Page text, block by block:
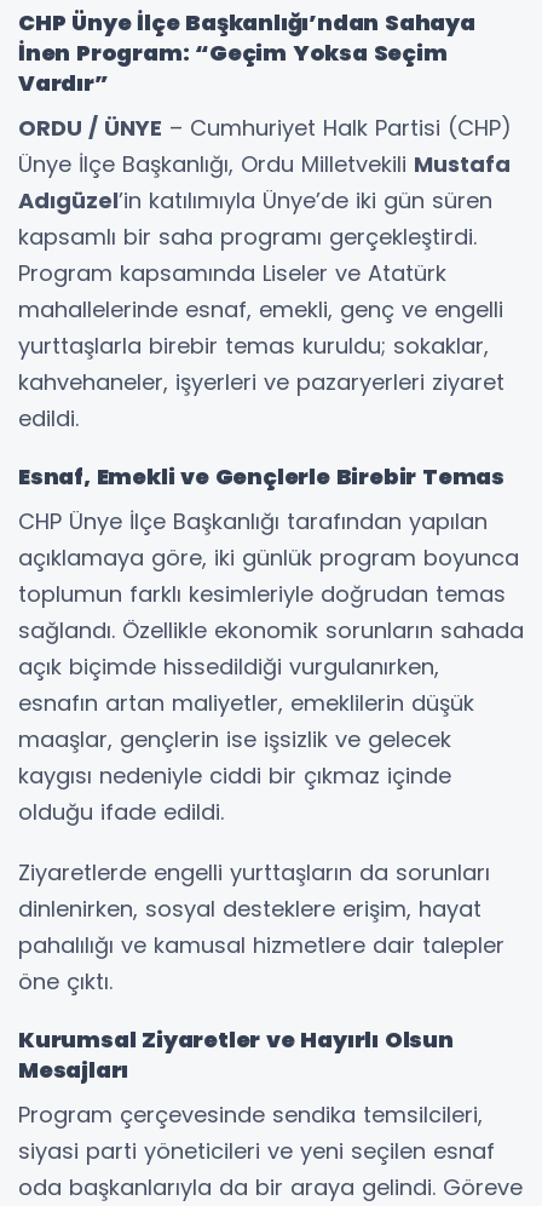
CHP Ünye İlçe Başkanlığı’ndan Sahaya
İnen Program: “Geçim Yoksa Seçim
Vardır”
ORDU / ÜNYE – Cumhuriyet Halk Partisi (CHP)
Ünye İlçe Başkanlığı, Ordu Milletvekili Mustafa
Adıgüzel’in katılımıyla Ünye’de iki gün süren
kapsamlı bir saha programı gerçekleştirdi.
Program kapsamında Liseler ve Atatürk
mahallelerinde esnaf, emekli, genç ve engelli
yurttaşlarla birebir temas kuruldu; sokaklar,
kahvehaneler, işyerleri ve pazaryerleri ziyaret
edildi.
Esnaf, Emekli ve Gençlerle Birebir Temas
CHP Ünye İlçe Başkanlığı tarafından yapılan
açıklamaya göre, iki günlük program boyunca
toplumun farklı kesimleriyle doğrudan temas
sağlandı. Özellikle ekonomik sorunların sahada
açık biçimde hissedildiği vurgulanırken,
esnafın artan maliyetler, emeklilerin düşük
maaşlar, gençlerin ise işsizlik ve gelecek
kaygısı nedeniyle ciddi bir çıkmaz içinde
olduğu ifade edildi.
Ziyaretlerde engelli yurttaşların da sorunları
dinlenirken, sosyal desteklere erişim, hayat
pahalılığı ve kamusal hizmetlere dair talepler
öne çıktı.
Kurumsal Ziyaretler ve Hayırlı Olsun
Mesajları
Program çerçevesinde sendika temsilcileri,
siyasi parti yöneticileri ve yeni seçilen esnaf
oda başkanlarıyla da bir araya gelindi. Göreve